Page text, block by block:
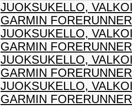
JUOKSUKELLO,
GARMIN
JUOKSUKELLO,
GARMIN
JUOKSUKELLO,
GARMIN
JUOKSUKELLO,
GARMIN